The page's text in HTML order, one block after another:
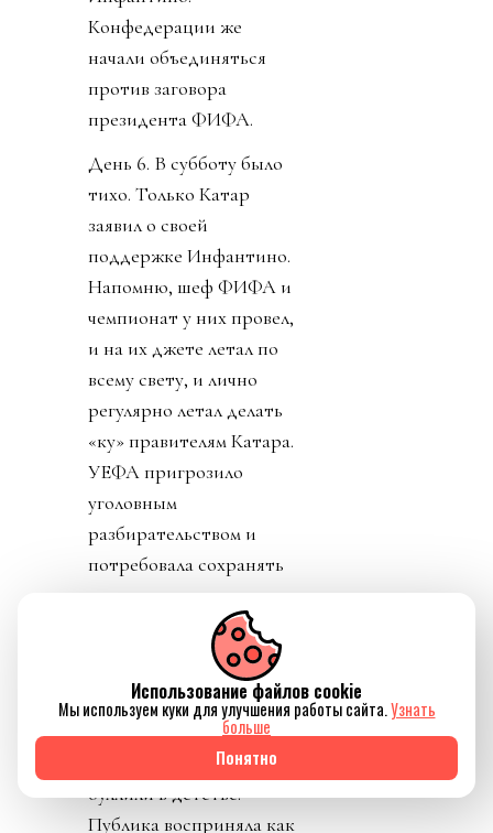
Конфедерации же
начали объединяться
против заговора
президента ФИФА.
День 6. В субботу было
тихо. Только Катар
заявил о своей
поддержке Инфантино.
Напомню, шеф ФИФА и
чемпионат у них провел,
и на их джете летал по
всему свету, и лично
регулярно летал делать
«ку» правителям Катара.
УЕФА пригрозило
уголовным
разбирательством и
потребовала сохранять
и информацию о
День 7. В прессу
вбросили рассказы о
том, как Инфантино
буллили в детстве.
Публика восприняла как
Использование файлов cookie
Мы используем куки для улучшения работы сайта.Узнать
больше
Понятно